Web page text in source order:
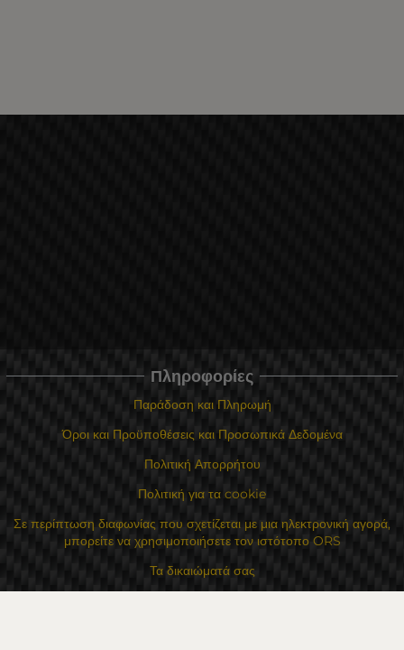
Πληροφορίες
Παράδοση και Πληρωμή
Όροι και Προϋποθέσεις και Προσωπικά Δεδομένα
Πολιτική Απορρήτου
Πολιτική για τα cookie
Σε περίπτωση διαφωνίας που σχετίζεται με μια ηλεκτρονική αγορά,
μπορείτε να χρησιμοποιήσετε τον ιστότοπο ORS
Τα δικαιώματά σας